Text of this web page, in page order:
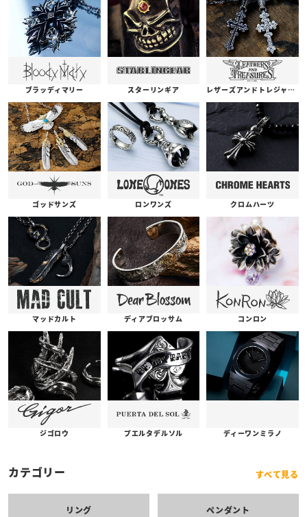
ブラッディマリー スターリンギア レザーズアンドトレジャーズ
ゴッドサンズ ロンワンズ クロムハーツ
マッドカルト ディアブロッサム コンロン
ジゴロウ プエルタデルソル ディーワンミラノ
カテゴリー すべて見る
リング ペンダント